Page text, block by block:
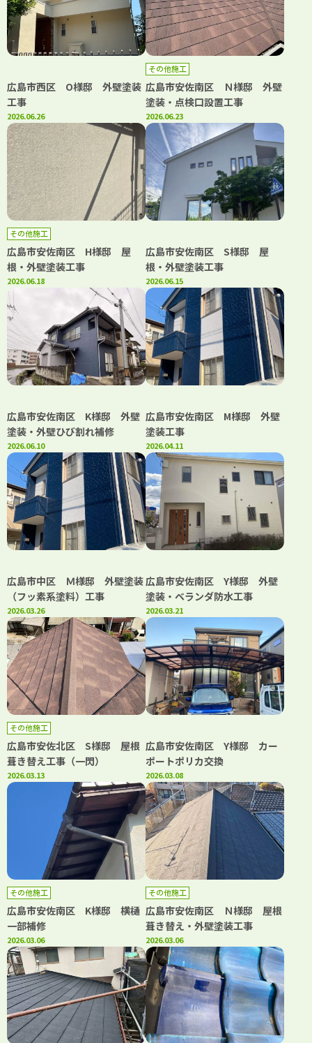
広島市西区 O様邸 外壁塗装
工事
2026.06.26
その他施工
広島市安佐南区 Ｎ様邸 外壁
塗装・点検口設置工事
2026.06.23
その他施工
広島市安佐南区 H様邸 屋
根・外壁塗装工事
2026.06.18
広島市安佐南区 S様邸 屋
根・外壁塗装工事
2026.06.15
広島市安佐南区 K様邸 外壁
塗装・外壁ひび割れ補修
2026.06.10
広島市安佐南区 M様邸 外壁
塗装工事
2026.04.11
広島市中区 Ｍ様邸 外壁塗装
（フッ素系塗料）工事
2026.03.26
広島市安佐南区 Y様邸 外壁
塗装・ベランダ防水工事
2026.03.21
その他施工
広島市安佐北区 S様邸 屋根
葺き替え工事（一閃）
2026.03.13
広島市安佐南区 Y様邸 カー
ポートポリカ交換
2026.03.08
その他施工
広島市安佐南区 K様邸 横樋
一部補修
2026.03.06
その他施工
広島市安佐南区 Ｎ様邸 屋根
葺き替え・外壁塗装工事
2026.03.06